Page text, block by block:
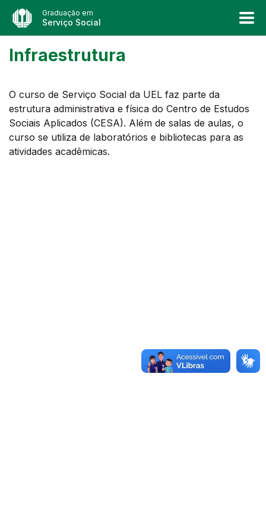
Graduação em
Serviço Social
Infraestrutura
O curso de Serviço Social da UEL faz parte da
estrutura administrativa e física do Centro de Estudos
Sociais Aplicados (CESA). Além de salas de aulas, o
curso se utiliza de laboratórios e bibliotecas para as
atividades acadêmicas.